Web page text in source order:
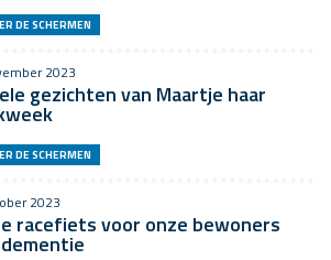
DE SCHERMEN
2023
gezichten van Maartje haar
DE SCHERMEN
2023
racefiets voor onze bewoners